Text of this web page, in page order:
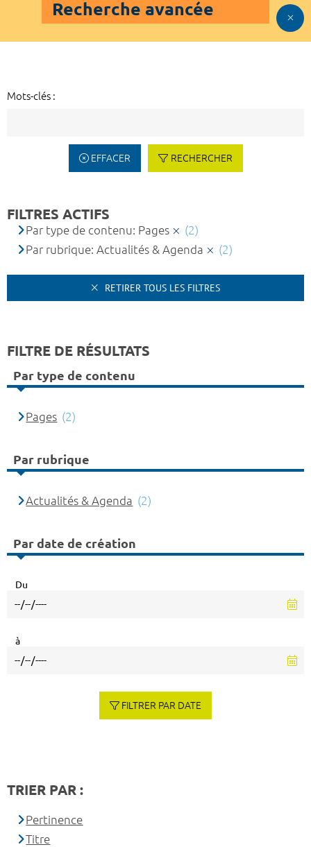
Recherche avancée
Mots-clés :
EFFACER RECHERCHER
FILTRES ACTIFS
Par type de contenu: Pages
(2)
Par rubrique: Actualités & Agenda
(2)
RETIRER TOUS LES FILTRES
FILTRE DE RÉSULTATS
Par type de contenu
Pages (2)
Par rubrique
Actualités & Agenda (2)
Par date de création
Du
à
FILTRER PAR DATE
TRIER PAR :
Pertinence
Titre